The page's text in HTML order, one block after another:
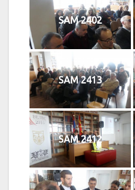
SAM 2402
SAM 2413
SAM 2412